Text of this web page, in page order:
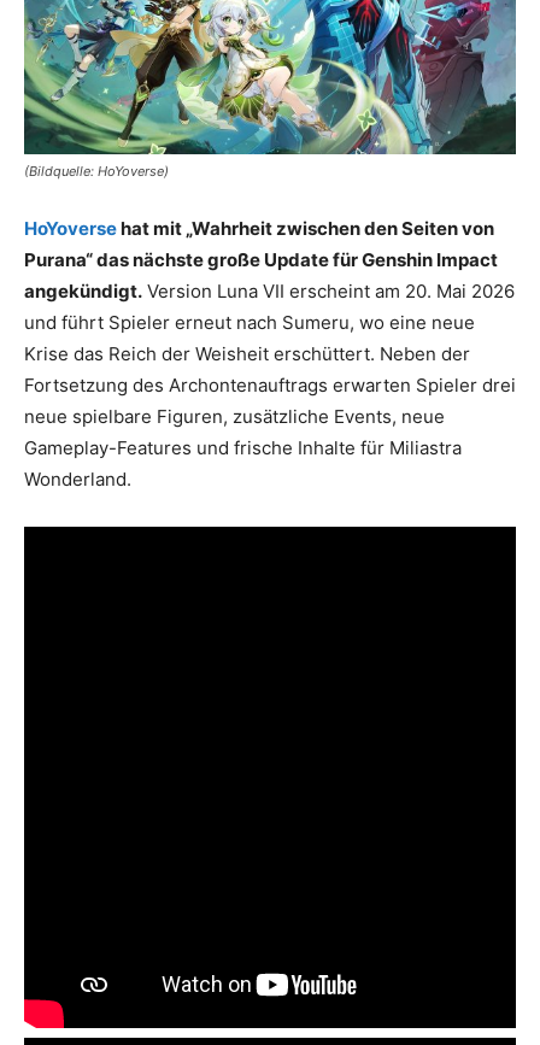
(Bildquelle: HoYoverse)
HoYoversehat mit „Wahrheit zwischen den Seiten von
Purana“ das nächste große Update für Genshin Impact
angekündigt. Version Luna VII erscheint am 20. Mai 2026
und führt Spieler erneut nach Sumeru, wo eine neue
Krise das Reich der Weisheit erschüttert. Neben der
Fortsetzung des Archontenauftrags erwarten Spieler drei
neue spielbare Figuren, zusätzliche Events, neue
Gameplay-Features und frische Inhalte für Miliastra
Wonderland.